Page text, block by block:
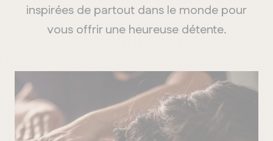
inspirées de partout dans le monde pour
vous offrir une heureuse détente.